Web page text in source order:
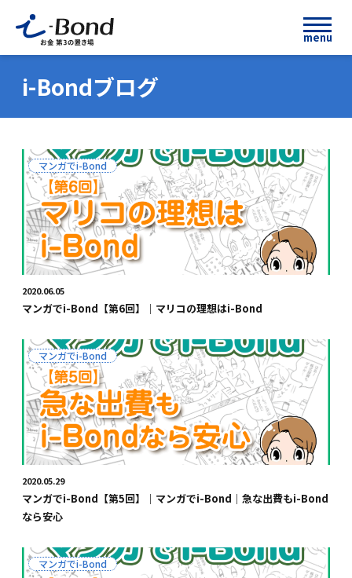
menu
i-Bondブログ
マンガでi-Bond
2020.06.05
マンガでi-Bond【第6回】｜マリコの理想はi-Bond
マンガでi-Bond
2020.05.29
マンガでi-Bond【第5回】｜マンガでi-Bond｜急な出費もi-Bond
なら安心
マンガでi-Bond